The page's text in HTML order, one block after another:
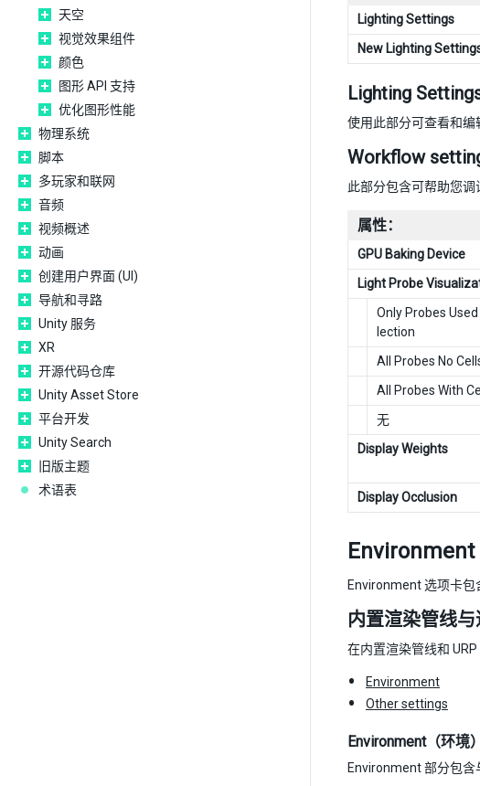
天空
视觉效果组件
颜色
图形 API 支持
优化图形性能
物理系统
脚本
多玩家和联网
音频
视频概述
动画
创建用户界面 (UI)
导航和寻路
Unity 服务
XR
开源代码仓库
Unity Asset Store
平台开发
Unity Search
旧版主题
术语表
Lighting Settings
New Lighting
Lighting
使用此部分可查看和
Workflow
此部分包含可帮助您调
属性：
GPU Baking Device
Light Probe
Only Probes Used
lection
All Probes No
All Probes With
无
Display Weights
Display Occlusion
Environment 选项卡包
内置渲染管线
在内置渲染管线和
Environment
Other settings
Environment（环境）
Environment 部分包含